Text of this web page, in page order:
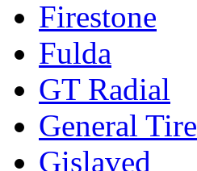
Firestone
Fulda
GT Radial
General Tire
Gislaved